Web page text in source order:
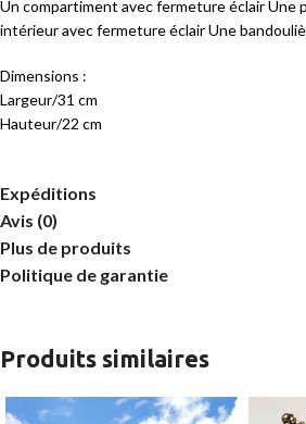
Un compartiment avec fermeture éclair Une
intérieur avec fermeture éclair Une
Dimensions :
Largeur/31 cm
Hauteur/22 cm
Expéditions
Avis (0)
Plus de produits
Politique de garantie
Produits similaires